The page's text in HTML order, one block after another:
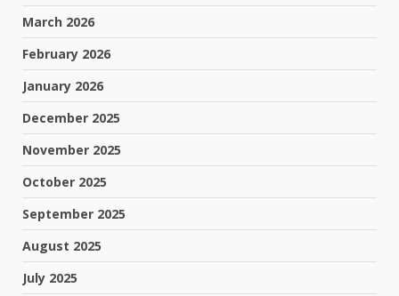
March 2026
February 2026
January 2026
December 2025
November 2025
October 2025
September 2025
August 2025
July 2025